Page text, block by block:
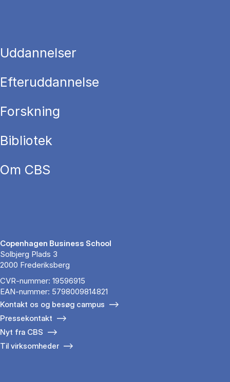
Uddannelser
Efteruddannelse
Forskning
Bibliotek
Om CBS
Copenhagen Business School
Solbjerg Plads 3
2000 Frederiksberg
CVR-nummer: 19596915
EAN-nummer: 5798009814821
Kontakt os og besøg campus
Pressekontakt
Nyt fra CBS
Til virksomheder